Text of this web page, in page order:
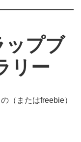
ップブ
リー
（またはfreebie）